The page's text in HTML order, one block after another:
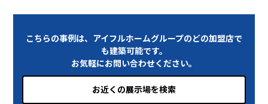
こちらの事例は、アイフルホームグループのどの加盟店で
も建築可能です。
お気軽にお問い合わせください。
お近くの展示場を検索